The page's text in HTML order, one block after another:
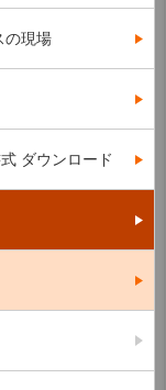
の現場
ダウンロード